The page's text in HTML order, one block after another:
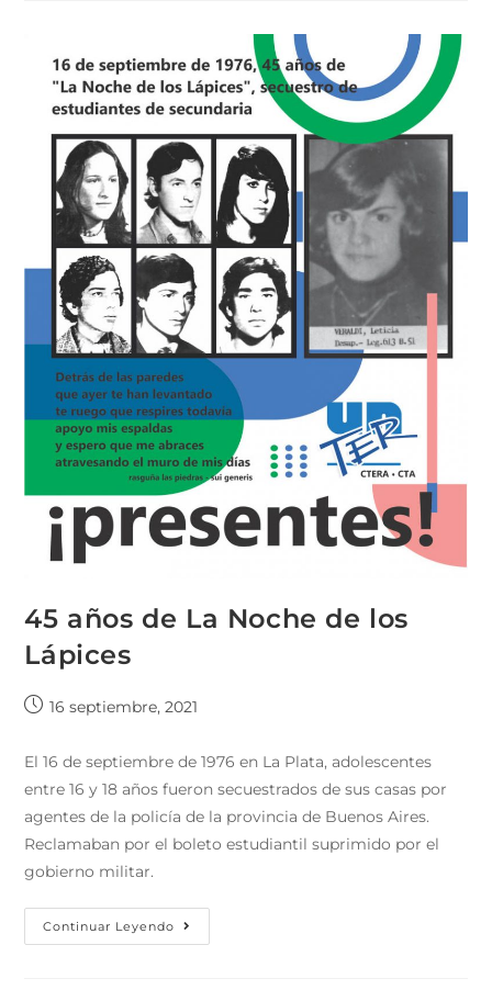
45 años de La Noche de los
Lápices
16 septiembre, 2021
El 16 de septiembre de 1976 en La Plata, adolescentes
entre 16 y 18 años fueron secuestrados de sus casas por
agentes de la policía de la provincia de Buenos Aires.
Reclamaban por el boleto estudiantil suprimido por el
gobierno militar.
Continuar Leyendo